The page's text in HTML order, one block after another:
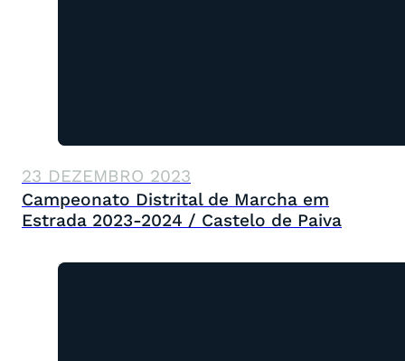
23 DEZEMBRO 2023
Campeonato Distrital de Marcha em
Estrada 2023-2024 / Castelo de Paiva